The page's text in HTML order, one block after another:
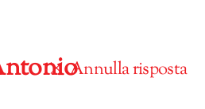
Annulla risposta